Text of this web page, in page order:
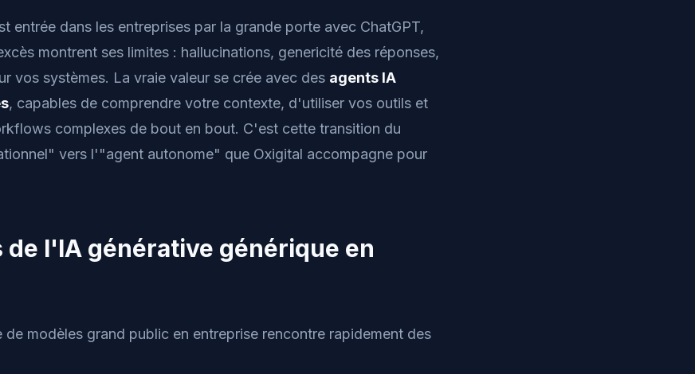
entrée dans les entreprises par la grande porte avec ChatGPT,
montrent ses limites : hallucinations, genericité des réponses,
vos systèmes. La vraie valeur se crée avec des agents IA
, capables de comprendre votre contexte, d'utiliser vos outils et
complexes de bout en bout. C'est cette transition du
vers l'"agent autonome" que Oxigital accompagne pour
de l'IA générative générique en
de modèles grand public en entreprise rencontre rapidement des